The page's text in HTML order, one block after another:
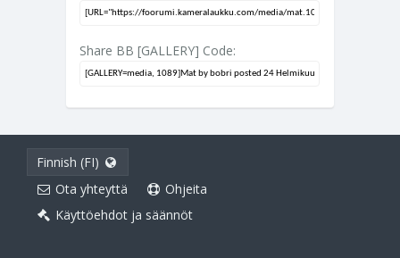
Share BB [GALLERY] Code:
Finnish (FI)
Ota yhteyttä
Ohjeita
Käyttöehdot ja säännöt